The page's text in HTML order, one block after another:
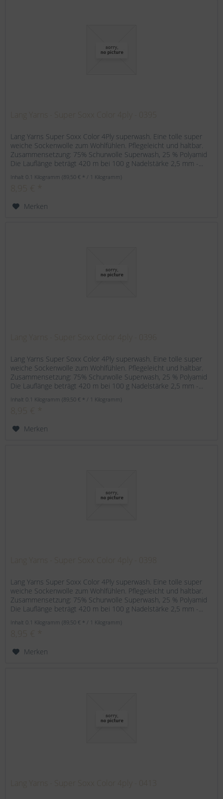
Lang Yarns Super Soxx Color 4Ply superwash. Eine tolle super
weiche Sockenwolle zum Wohlfühlen. Pflegeleicht und haltbar.
Zusammensetzung: 75% Schurwolle Superwash, 25 % Polyamid
Die Lauflänge beträgt 420 m bei 100 g Nadelstärke 2,5 mm -...
Inhalt 0.1 Kilogramm(89,50 € * / 1 Kilogramm)
Merken
Lang Yarns Super Soxx Color 4Ply superwash. Eine tolle super
weiche Sockenwolle zum Wohlfühlen. Pflegeleicht und haltbar.
Zusammensetzung: 75% Schurwolle Superwash, 25 % Polyamid
Die Lauflänge beträgt 420 m bei 100 g Nadelstärke 2,5 mm -...
Inhalt 0.1 Kilogramm(89,50 € * / 1 Kilogramm)
Merken
Lang Yarns Super Soxx Color 4Ply superwash. Eine tolle super
weiche Sockenwolle zum Wohlfühlen. Pflegeleicht und haltbar.
Zusammensetzung: 75% Schurwolle Superwash, 25 % Polyamid
Die Lauflänge beträgt 420 m bei 100 g Nadelstärke 2,5 mm -...
Inhalt 0.1 Kilogramm(89,50 € * / 1 Kilogramm)
Merken